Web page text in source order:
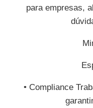
para empresas,
• Compliance